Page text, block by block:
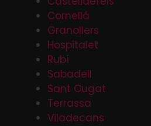
Cornellá
Granollers
Hospitalet
Rubí
Sabadell
Sant Cugat
Terrassa
Viladecans